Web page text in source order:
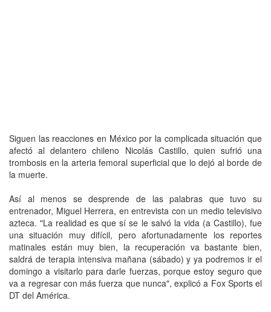
Siguen las reacciones en México por la complicada situación que
afectó al delantero chileno Nicolás Castillo, quien sufrió una
trombosis en la arteria femoral superficial que lo dejó al borde de
la muerte.
Así al menos se desprende de las palabras que tuvo su
entrenador, Miguel Herrera, en entrevista con un medio televisivo
azteca. "La realidad es que sí se le salvó la vida (a Castillo), fue
una situación muy difícil, pero afortunadamente los reportes
matinales están muy bien, la recuperación va bastante bien,
saldrá de terapia intensiva mañana (sábado) y ya podremos ir el
domingo a visitarlo para darle fuerzas, porque estoy seguro que
va a regresar con más fuerza que nunca", explicó a Fox Sports el
DT del América.